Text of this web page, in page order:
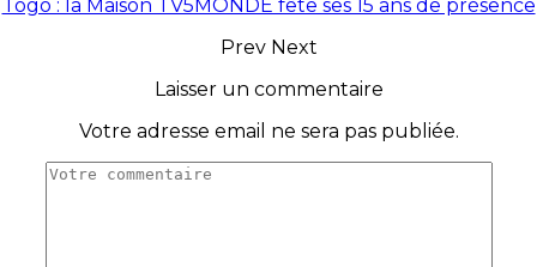
Togo : la Maison TV5MONDE fête ses 15 ans de présence
Prev Next
Laisser un commentaire
Votre adresse email ne sera pas publiée.